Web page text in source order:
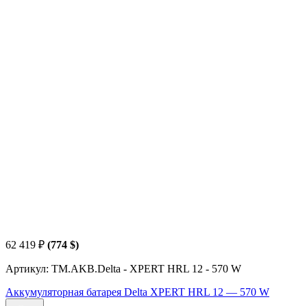
62 419 ₽ (774 $)
Артикул: TM.AKB.Delta - XPERT HRL 12 - 570 W
Аккумуляторная батарея Delta XPERT HRL 12 — 570 W